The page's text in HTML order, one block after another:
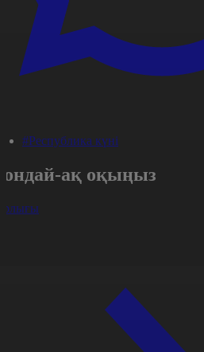
#Республика күні
ақ оқыңыз